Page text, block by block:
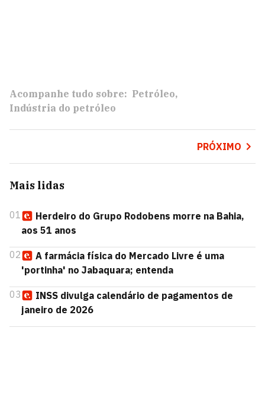
Acompanhe tudo sobre: Petróleo
Indústria do petróleo
PRÓXIMO
Mais lidas
01
Herdeiro do Grupo Rodobens morre na Bahia,
aos 51 anos
02
A farmácia física do Mercado Livre é uma
'portinha' no Jabaquara; entenda
03
INSS divulga calendário de pagamentos de
janeiro de 2026